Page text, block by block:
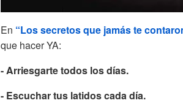
En “Los secretos que jamás te
que hacer YA:
- Arriesgarte todos los días.
- Escuchar tus latidos cada día.